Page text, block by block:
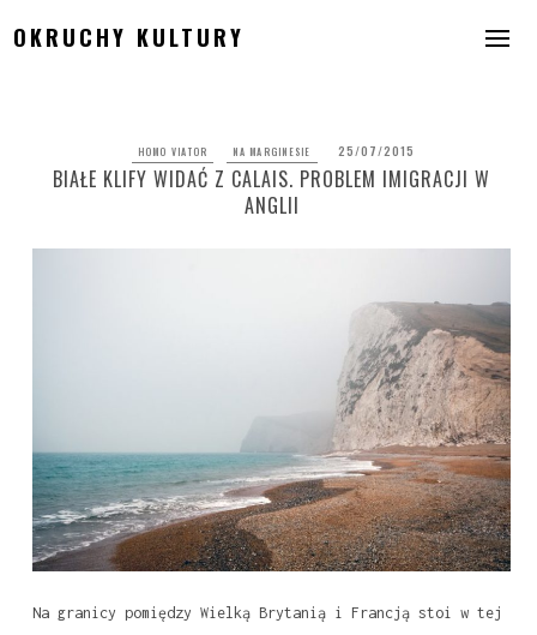
toOKRUCHY KULTURY
HOMO VIATOR NA MARGINESIE 25/07/2015
BIAŁE KLIFY WIDAĆ Z CALAIS. PROBLEM IMIGRACJI W
ANGLII
Na granicy pomiędzy Wielką Brytanią i Francją stoi w tej